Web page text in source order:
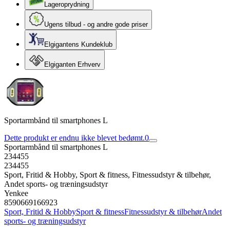
Lageroprydning
Ugens tilbud - og andre gode priser
Elgigantens Kundeklub
Elgiganten Erhverv
Sportarmbånd til smartphones L
Dette produkt er endnu ikke blevet bedømt.0
Sportarmbånd til smartphones L
234455
234455
Sport, Fritid & Hobby, Sport & fitness, Fitnessudstyr & tilbehør,
Andet sports- og træningsudstyr
Yenkee
8590669166923
Sport, Fritid & HobbySport & fitnessFitnessudstyr & tilbehørAndet
sports- og træningsudstyr